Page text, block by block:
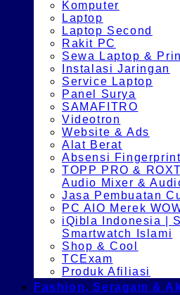
Komputer
Laptop
Laptop Second
Rakit PC
Sewa Laptop &
Instalasi Jaringan
Service Laptop
Panel Surya
SAMAFITRO
Videotron
Website & Ads
Alat Berat
Absensi Fingerprint
TOPP PRO &
Audio Mixer &
Jasa Pembuatan
PC AIO Merek
iQibla Indonesia |
Smartwatch Islami
Shop & Cool
TCExam
Produk Afiliasi
Fashion, Seragam &